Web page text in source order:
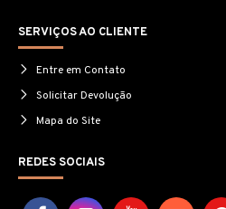
SERVIÇOS AO CLIENTE
Entre em Contato
Solicitar Devolução
Mapa do Site
REDES SOCIAIS